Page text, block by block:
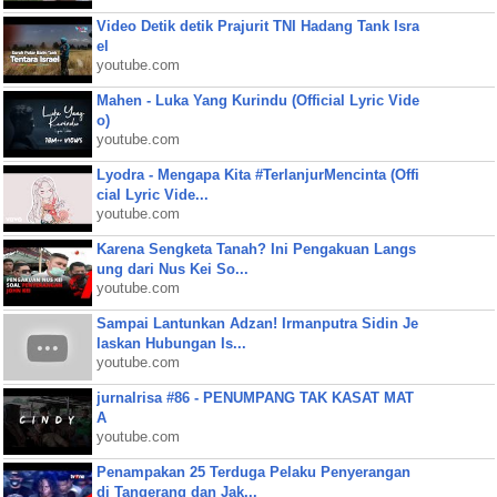
Video Detik detik Prajurit TNI Hadang Tank Isra
el
youtube.com
Mahen - Luka Yang Kurindu (Official Lyric Vide
o)
youtube.com
Lyodra - Mengapa Kita #TerlanjurMencinta (Offi
cial Lyric Vide...
youtube.com
Karena Sengketa Tanah? Ini Pengakuan Langs
ung dari Nus Kei So...
youtube.com
Sampai Lantunkan Adzan! Irmanputra Sidin Je
laskan Hubungan Is...
youtube.com
jurnalrisa #86 - PENUMPANG TAK KASAT MAT
A
youtube.com
Penampakan 25 Terduga Pelaku Penyerangan
di Tangerang dan Jak...